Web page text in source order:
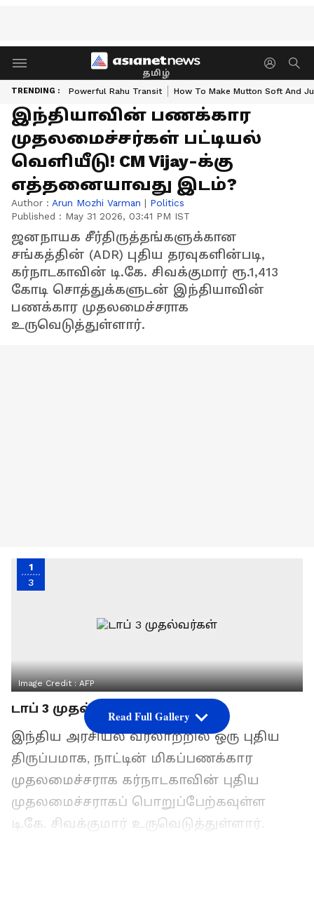
தமிழ்
TRENDING : Powerful Rahu Transit How To Make Mutton Soft And
இந்தியாவின் பணக்கார
முதலமைச்சர்கள் பட்டியல்
வெளியீடு! CM Vijay-க்கு
எத்தனையாவது இடம்?
Author : Arun Mozhi Varman | Politics
Published : May 31 2026, 03:41 PM IST
ஜனநாயக சீர்திருத்தங்களுக்கான
சங்கத்தின் (ADR) புதிய தரவுகளின்படி,
கர்நாடகாவின் டி.கே. சிவக்குமார் ரூ.1,413
கோடி சொத்துக்களுடன் இந்தியாவின்
பணக்கார முதலமைச்சராக
உருவெடுத்துள்ளார்.
1
3
Image Credit :AFP
டாப் 3 முதல்வர்கள்
இந்திய அரசியல் வரலாற்றில் ஒரு புதிய
திருப்பமாக, நாட்டின் மிகப்பணக்கார
முதலமைச்சராக கர்நாடகாவின் புதிய
முதலமைச்சராகப் பொறுப்பேற்கவுள்ள
டி.கே. சிவக்குமார் உருவெடுத்துள்ளார்.
Read Full Gallery